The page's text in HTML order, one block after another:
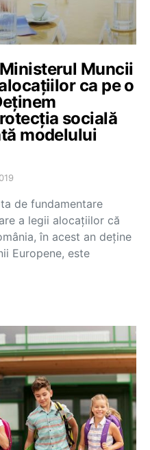
Muncii
ca pe o
socială
modelului
de fundamentare
a legii alocațiilor că
în acest an deține
Europene, este